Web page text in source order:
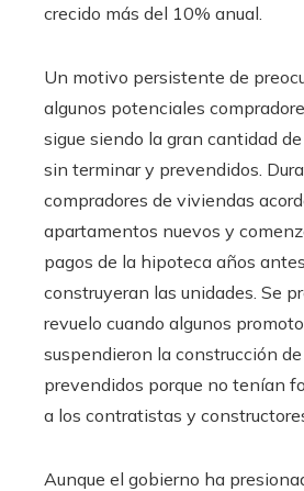
crecido más del 10% anual.
Un motivo persistente de
algunos potenciales
sigue siendo la gran cantidad
sin terminar y prevendidos.
compradores de viviendas
apartamentos nuevos y
pagos de la hipoteca años
construyeran las unidades. Se
revuelo cuando algunos
suspendieron la construcción
prevendidos porque no tenían
a los contratistas y
Aunque el gobierno ha